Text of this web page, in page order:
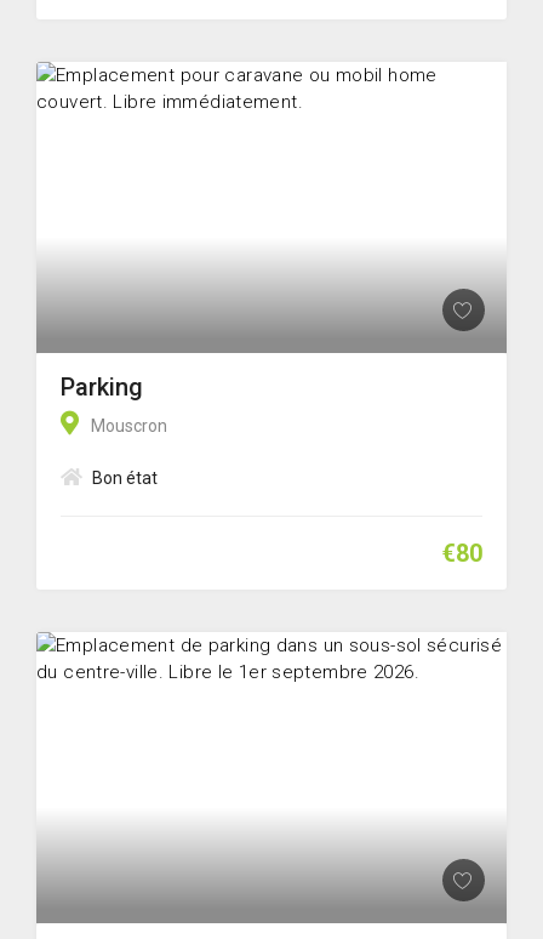
Parking
Mouscron
Bon état
€80